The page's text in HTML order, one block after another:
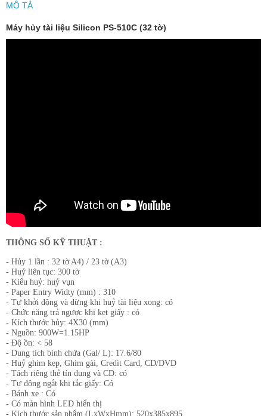
MÔ TẢ
Máy hủy tài liệu Silicon PS-510C (32 tờ)
​THÔNG SỐ KỸ THUẬT :
- Hủy 1 lần : 32 tờ A4) / 23 tờ (A3)
- Huỷ liên tục: 300 tờ
- Kiểu huỷ: huỷ vụn
- Paper Entry Widty (mm) : 310
- Tự khởi động và dừng khi huỷ tài liệu xong: có
- Chức năng trả ngược khi kẹt giấy : có
- Kích thước hủy: 4X30 (mm)
- Nguồn: 900W=1.15HP
- Độ ồn: < 58
- Dung tích bình chứa (Gal/ L): 17.6/80
- Huỷ ghim kẹp, Ghim gài, Credit Card, CD/DVD
- Tách riêng thẻ tín dụng và CD: có
- Tự động ngắt khi tắc giấy: Có
- Bánh xe : Có
- Có màn hình LED hiển thị
- Kích thước sản phẩm (LxWxHmm): 520x385x895